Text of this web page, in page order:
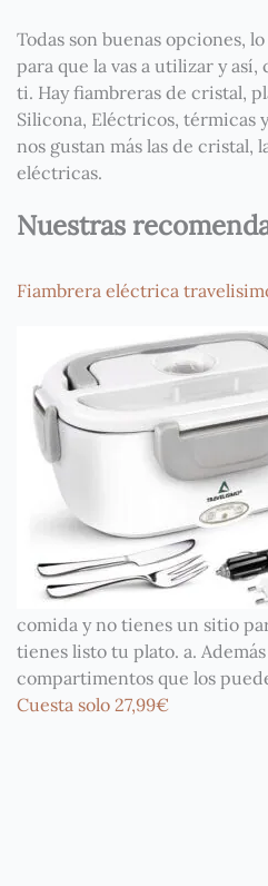
Todas son buenas opciones,
para que la vas a utilizar y
ti. Hay fiambreras de cristal,
Silicona, Eléctricos, térmicas
nos gustan más las de cristal,
eléctricas.
Nuestras
Fiambrera eléctrica
comida y no tienes un sitio
tienes listo tu plato. a.
compartimentos que los
Cuesta solo 27,99€